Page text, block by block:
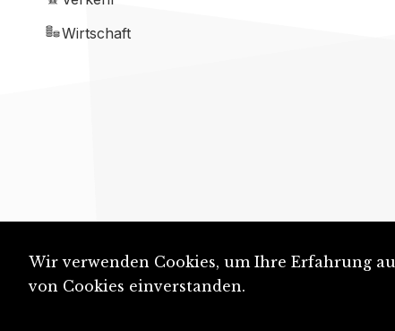
Wirtschaft
Wir verwenden Cookies, um Ihre Erfahrung
von Cookies einverstanden.